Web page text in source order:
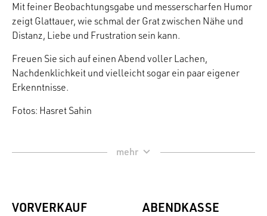
Mit feiner Beobachtungsgabe und messerscharfen Humor
zeigt Glattauer, wie schmal der Grat zwischen Nähe und
Distanz, Liebe und Frustration sein kann.
Freuen Sie sich auf einen Abend voller Lachen,
Nachdenklichkeit und vielleicht sogar ein paar eigener
Erkenntnisse.
Fotos: Hasret Sahin
VORVERKAUF ABENDKASSE